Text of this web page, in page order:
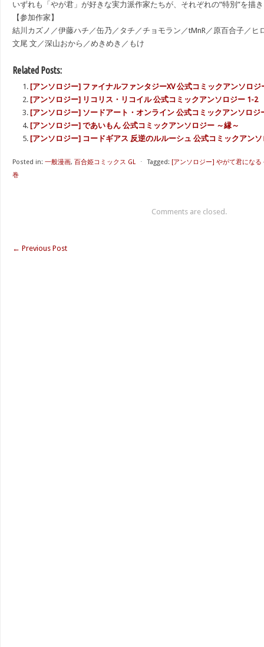
いずれも「やが君」が好きな実力派作家たちが、それぞれの”特別”を描
【参加作家】
結川カズノ／伊藤ハチ／缶乃／タチ／チョモラン／tMnR／原百合子／ヒ
文尾 文／深山おから／めきめき／もけ
Related Posts:
[アンソロジー] ファイナルファンタジーXV 公式コミックアンソロジ
[アンソロジー] リコリス・リコイル 公式コミックアンソロジー 1-2
[アンソロジー] ソードアート・オンライン 公式コミックアンソロジ
[アンソロジー] であいもん 公式コミックアンソロジー ～縁～
[アンソロジー] コードギアス 反逆のルルーシュ 公式コミックアン
Posted in: 一般漫画, 百合姫コミックス GL ⋅ Tagged: [アンソロジー] やがて君にな
巻
Comments are closed.
← Previous Post